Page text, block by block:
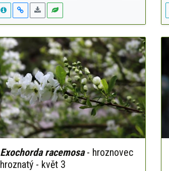
Exochorda racemosa- hroznovec
hroznatý - květ 3